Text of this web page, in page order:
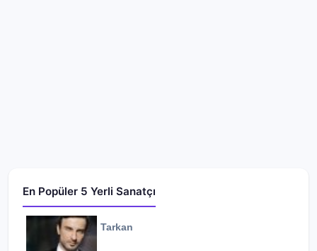
En Popüler 5 Yerli Sanatçı
Tarkan